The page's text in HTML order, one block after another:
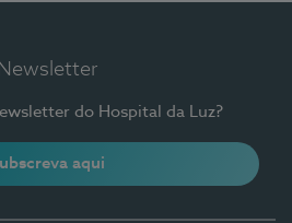
Newsletter
do Hospital da Luz?
aqui